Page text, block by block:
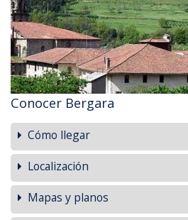
Conocer Bergara
Cómo llegar
Localización
Mapas y planos